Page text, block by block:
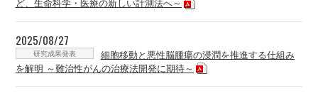
2025/08/27
研究成果発表
細胞移動と悪性脳腫瘍の浸潤を推進する仕組み
を解明 ～難治性がんの治療法開発に期待～